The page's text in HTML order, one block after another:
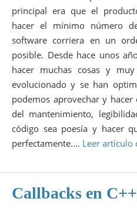
principal era que el
hacer el mínimo número
software corriera en un
posible. Desde hace unos
hacer muchas cosas y
evolucionado y se han
podemos aprovechar y
del mantenimiento,
código sea poesía y hacer
perfectamente.… Leer artículo
Callbacks en